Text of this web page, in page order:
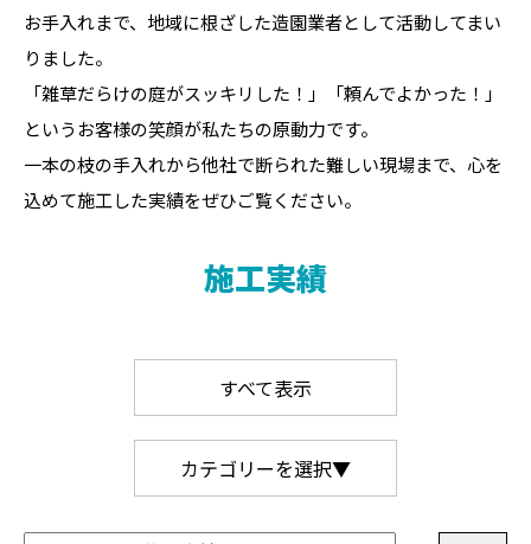
お手入れまで、地域に根ざした造園業者として活動してまい
りました。
「雑草だらけの庭がスッキリした！」「頼んでよかった！」
というお客様の笑顔が私たちの原動力です。
一本の枝の手入れから他社で断られた難しい現場まで、心を
込めて施工した実績をぜひご覧ください。
施工実績
すべて表示
カテゴリーを選択▼